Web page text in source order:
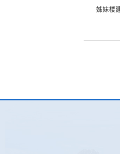
姊妹楼